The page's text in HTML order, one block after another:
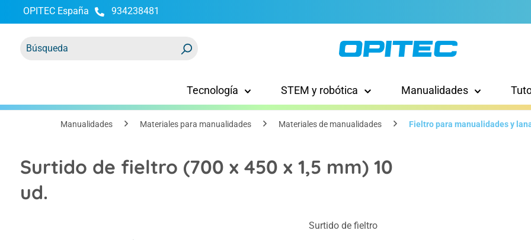
Saltar a la navegación principal
OPITEC España 934238481
Tecnología STEM y robótica Manualidades
Manualidades Materiales para manualidades Materiales de manualidades Fieltro para manualidades y
Surtido de fieltro (700 x 450 x 1,5 mm) 10
ud.
Surtido de fieltro